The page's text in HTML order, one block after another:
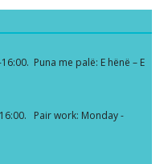
Puna me palë: E hënë – E
Pair work: Monday -